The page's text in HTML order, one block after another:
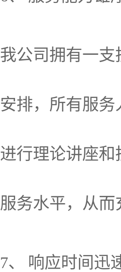
我公司拥有一
安排，所有服
进行理论讲座
服务水平，从
7、 响应时间迅